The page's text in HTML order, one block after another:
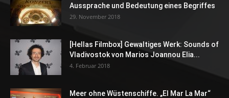
Aussprache und Bedeutung eines Begriffes
29. November 2018
[Hellas Filmbox] Gewaltiges Werk: Sounds of
Vladivostok von Marios Joannou Elia...
4. Februar 2018
Meer ohne Wüstenschiffe. „El Mar La Mar“